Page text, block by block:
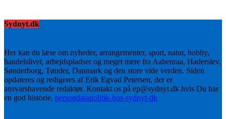
Sydnyt.dk
Her kan du læse om nyheder, arrangementer, sport, natur, hobby,
handelslivet, arbejdspladser og meget mere fra Aabenraa, Haderslev,
Sønderborg, Tønder, Danmark og den store vide verden. Siden
opdateres og redigeres af Erik Egvad Petersen, der er
ansvarshavende redaktør. Kontakt os på ep@sydnyt.dk hvis Du har
en god historie. persondatapolitik-hos-sydnyt-dk